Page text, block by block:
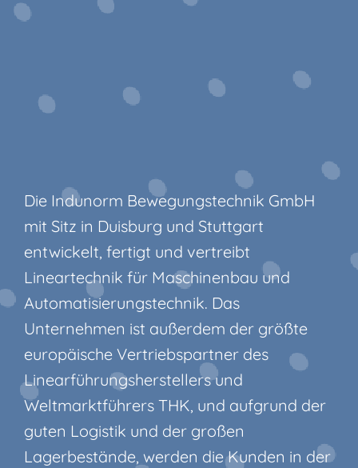
Die Indunorm Bewegungstechnik GmbH
mit Sitz in Duisburg und Stuttgart
entwickelt, fertigt und vertreibt
Lineartechnik für Maschinenbau und
Automatisierungstechnik. Das
Unternehmen ist außerdem der größte
europäische Vertriebspartner des
Linearführungsherstellers und
Weltmarktführers THK, und aufgrund der
guten Logistik und der großen
Lagerbestände, werden die Kunden in der